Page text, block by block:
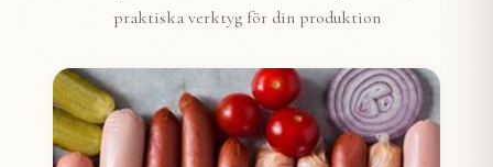
praktiska verktyg för din produktion